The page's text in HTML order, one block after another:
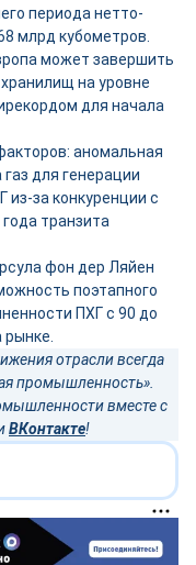
периода нетто-
млрд кубометров.
может завершить
на уровне
для начала
аномальная
для генерации
из-за конкуренции с
транзита
фон дер Ляйен
поэтапного
ПХГ с 90 до
отрасли всегда
промышленность».
вместе с
ВКонтакте!